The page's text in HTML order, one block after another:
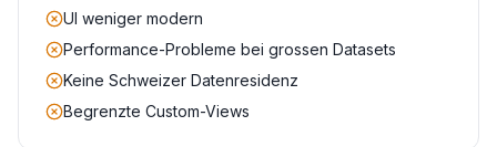
UI weniger modern
Performance-Probleme bei grossen Datasets
Keine Schweizer Datenresidenz
Begrenzte Custom-Views